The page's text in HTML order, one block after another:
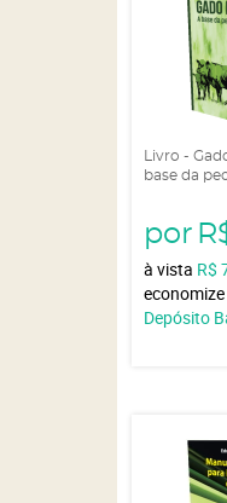
Livro -
base da
por
à vista R$
economize
Depósito